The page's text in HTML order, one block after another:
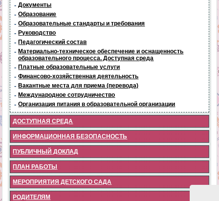
- Документы
- Образование
- Образовательные стандарты и требования
- Руководство
- Педагогический состав
- Материально-техническое обеспечение и оснащенность
образовательного процесса. Доступная среда
- Платные образовательные услуги
- Финансово-хозяйственная деятельность
- Вакантные места для приема (перевода)
- Международное сотрудничество
- Организация питания в образовательной организации
ДОСТУПНАЯ СРЕДА
ИНФОРМАЦИОННАЯ БЕЗОПАСНОСТЬ
ПУБЛИЧНЫЙ ДОКЛАД
ПЛАН РАБОТЫ
МЕРОПРИЯТИЯ ДЕТСКОГО САДА
РОДИТЕЛЯМ